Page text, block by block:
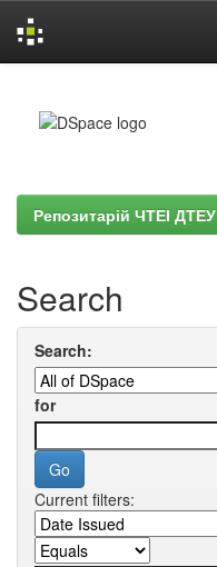
Репозитарій ЧТЕІ ДТЕУ
Search
Search:
for
Current filters: